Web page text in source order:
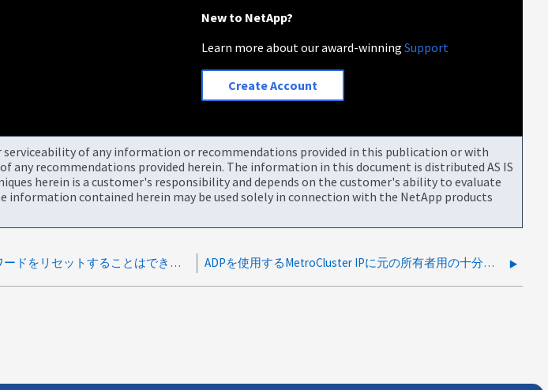
New to NetApp?
Learn more about our award-winningSupport
Create Account
of any information or recommendations provided in this publication or with
recommendations provided herein. The information in this document is distributed AS IS
herein is a customer's responsibility and depends on the customer's ability to evaluate
contained herein may be used solely in connection with the NetApp products
mediatoradmin パスワードをリセットすることはできません ADPを使用するMetroCluster IPに元の所有者用の十分な数の一致するスペアディスクがプール1にありません